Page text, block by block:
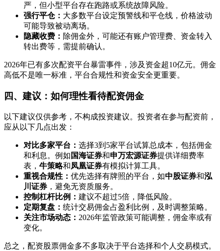
严，但小型平台存在跑路或系统故障风险。
强行平仓： 大多数平台设定预警线和平仓线，价格波动
可能导致被动离场。
隐藏收费： 除佣金外，可能还有账户管理费、资金转入
转出费等，需提前确认。
2026年已有多次配资平台暴雷事件，涉及资金超10亿元。佣金
高低不是唯一标准，平台合规性和资金安全更重要。
四、建议：如何理性看待配资佣金
以下建议仅供参考，不构成投资建议。投资者在参与配资前，
应从以下几点出发：
对比多家平台： 选择3到5家平台试算总成本，包括佣金
和利息。例如 国海证券和申万宏源证券提供详细费率
表， 牛策略和凤凰证券有模拟计算工具。
重视合规性： 优先选择有牌照的平台，如中股证券和泓
川证券 ，避免无资质服务。
控制杠杆比例： 建议不超过5倍，降低风险。
定期复盘： 统计交易佣金占盈利比例，及时调整策略。
关注市场动态： 2026年监管政策可能调整，佣金率或有
变化。
总之，配资股票佣金多不多取决于平台选择和个人交易模式。